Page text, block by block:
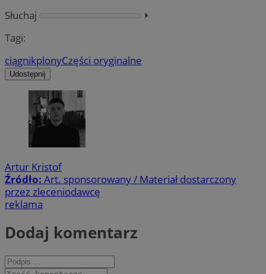
Słuchaj
⏵︎
Tagi:
ciągnikplonyCzęści oryginalne
Udostępnij
Artur Kristof
Źródło: Art. sponsorowany / Materiał dostarczony
przez zleceniodawcę
reklama
Dodaj komentarz